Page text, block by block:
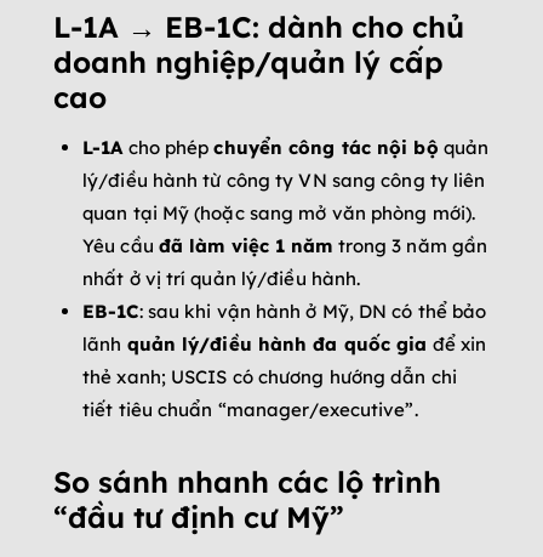
L-1A → EB-1C: dành cho chủ
doanh nghiệp/quản lý cấp
cao
L-1A cho phépchuyển công tác nội bộ quản
lý/điều hành từ công ty VN sang công ty liên
quan tại Mỹ (hoặc sang mở văn phòng mới).
Yêu cầu đã làm việc 1 năm trong 3 năm gần
nhất ở vị trí quản lý/điều hành.
EB-1C: sau khi vận hành ở Mỹ, DN có thể bảo
lãnh quản lý/điều hành đa quốc gia để xin
thẻ xanh; USCIS có chương hướng dẫn chi
tiết tiêu chuẩn “manager/executive”.
So sánh nhanh các lộ trình
“đầu tư định cư Mỹ”